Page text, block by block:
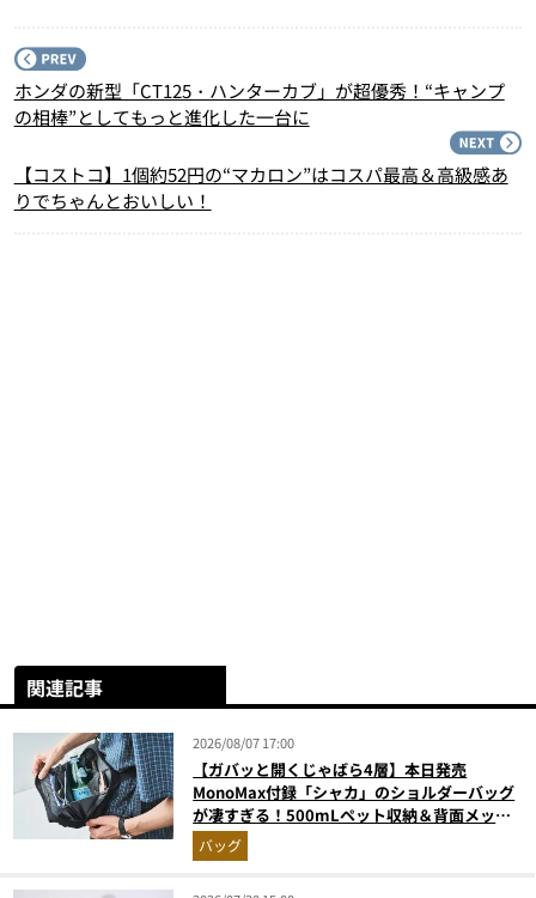
ホンダの新型「CT125・ハンターカブ」が超優秀！“キャンプ
の相棒”としてもっと進化した一台に
【コストコ】1個約52円の“マカロン”はコスパ最高＆高級感あ
りでちゃんとおいしい！
関連記事
2026/08/07 17:00
【ガバッと開くじゃばら4層】本日発売
MonoMax付録「シャカ」のショルダーバッグ
が凄すぎる！500mLペット収納＆背面メッシ
ュでベタつかない
バッグ